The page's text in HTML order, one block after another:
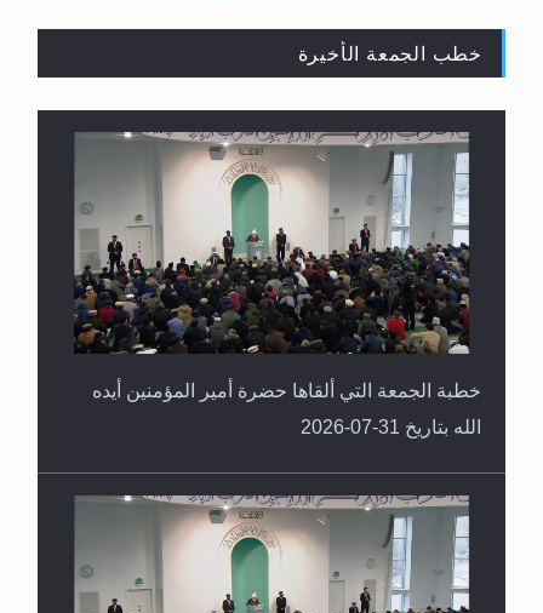
القرآن قاضٍ وحكمٌ على السنة ومهيمنٌ عليها.. ليس
العكس
خطب الجمعة الأخيرة
خطبة الجمعة التي ألقاها حضرة أمير المؤمنين أيده
الله بتاريخ 31-07-2026